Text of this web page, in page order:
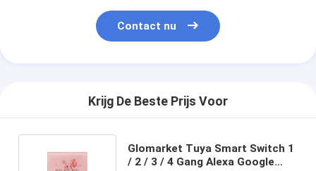
Contact nu
Krijg De Beste Prijs Voor
Glomarket Tuya Smart Switch 1
/ 2 / 3 / 4 Gang Alexa Google